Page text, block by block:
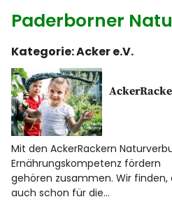
Paderborner
Startseite
Bildungsangebote
Anbieter
Diese Seite
Kategorie:Acker e.V.
Mit den AckerRackern
Ernährungskompetenz
gehören zusammen. Wir finden,
auch schon für die…